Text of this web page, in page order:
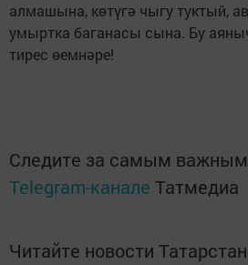
алмашына, көтүгә чыгу туктый,
умыртка баганасы сына. Бу
тирес өемнәре!
Следите за самым
Telegram-канале Татмедиа
Читайте новости